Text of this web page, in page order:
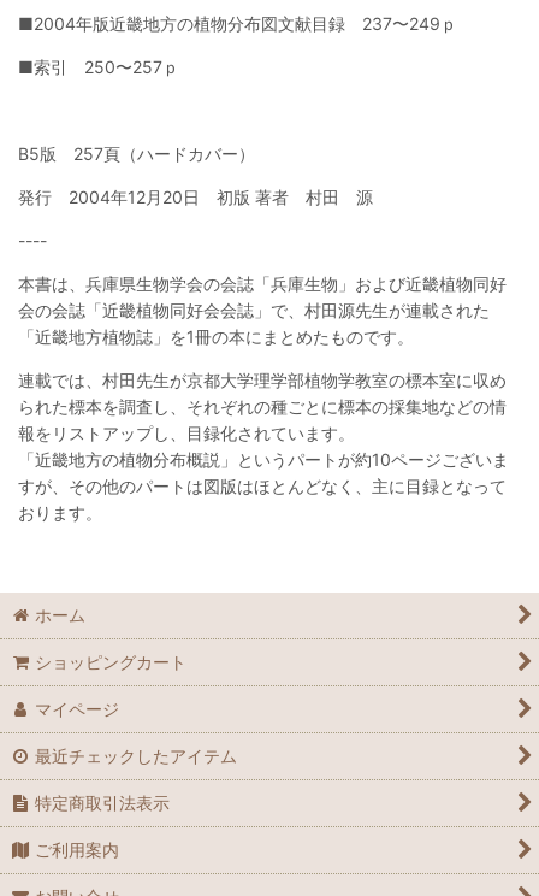
■2004年版近畿地方の植物分布図文献目録 237〜249ｐ
■索引 250〜257ｐ
B5版 257頁（ハードカバー）
発行 2004年12月20日 初版 著者 村田 源
----
本書は、兵庫県生物学会の会誌「兵庫生物」および近畿植物同好
会の会誌「近畿植物同好会会誌」で、村田源先生が連載された
「近畿地方植物誌」を1冊の本にまとめたものです。
連載では、村田先生が京都大学理学部植物学教室の標本室に収め
られた標本を調査し、それぞれの種ごとに標本の採集地などの情
報をリストアップし、目録化されています。
「近畿地方の植物分布概説」というパートが約10ページございま
すが、その他のパートは図版はほとんどなく、主に目録となって
おります。
ホーム
ショッピングカート
マイページ
最近チェックしたアイテム
特定商取引法表示
ご利用案内